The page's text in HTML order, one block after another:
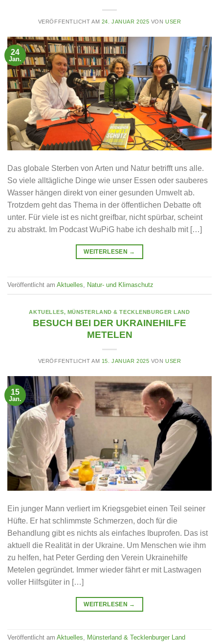
VERÖFFENTLICHT AM 24. JANUAR 2025 VONUSER
24
Jan.
Das globale Sterben von Arten und Natur betrifft uns alle.
So viele alltägliche Dinge wie unser Essen oder sauberes
Wasser hängen direkt von einer gesunden Umwelt ab.
Trotzdem geht das Thema in der öffentlichen Debatte oft
unter. Für viele ist es nicht greifbar, nicht spürbar, scheint
zu abstrakt. Im Podcast WuPiG habe ich deshalb mit […]
WEITERLESEN →
Veröffentlicht am Aktuelles Natur- und Klimaschutz
AKTUELLES, MÜNSTERLAND & TECKLENBURGER LAND
BESUCH BEI DER UKRAINEHILFE
METELEN
VERÖFFENTLICHT AM 15. JANUAR 2025 VONUSER
15
Jan.
Ein junger Mann verliert im Kriegsgebiet einen Teil seiner
Hüfte. Er hat schlimmste Schmerzen, doch für die
Behandlung gibt es nichts als einfaches Ibuprofen. Das ist
aktuell die Realität in der Ukraine. Um Menschen wie ihm
zu helfen, hat Peter Gerding den Verein Ukrainehilfe
Metelen gegründet. Immer wieder fährt er mit Lastwagen
voller Hilfsgüter in […]
WEITERLESEN →
Veröffentlicht am Aktuelles, Münsterland & Tecklenburger Land